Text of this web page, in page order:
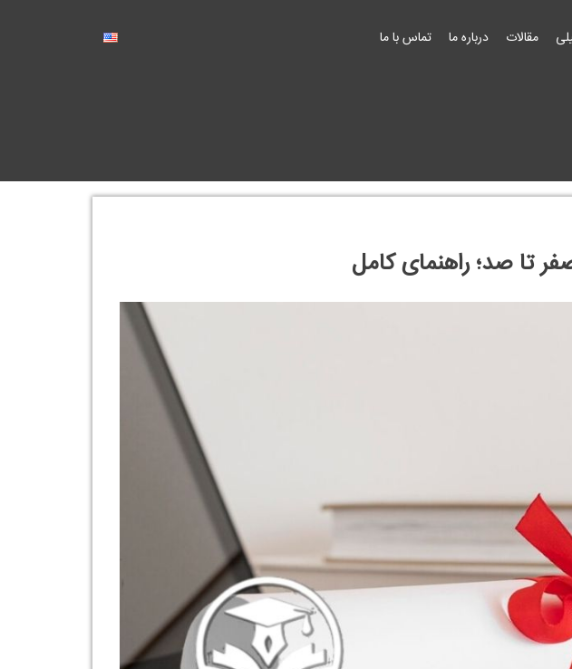
مقالات درباره ما تماس با ما
تا صد؛ راهنمای کامل